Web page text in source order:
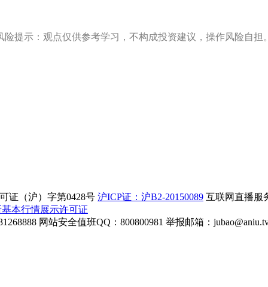
险提示：观点仅供参考学习，不构成投资建议，操作风险自担
证（沪）字第0428号 沪ICP证：沪B2-20150089 互联网直播服
本行情展示许可证
网站安全值班QQ：800800981 举报邮箱：